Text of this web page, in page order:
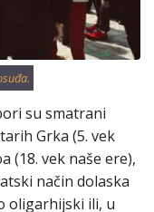
su smatrani
Grka (5. vek
(18. vek naše ere),
način dolaska
oligarhijski ili, u